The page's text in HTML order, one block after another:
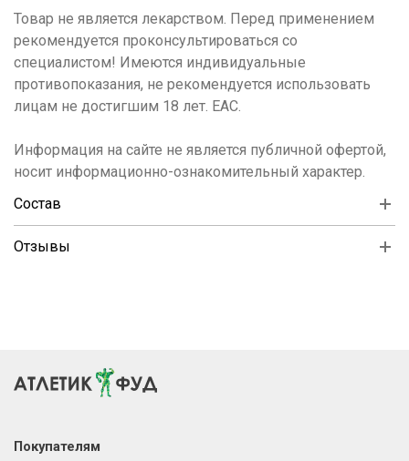
Товар не является лекарством. Перед применением
рекомендуется проконсультироваться со
специалистом! Имеются индивидуальные
противопоказания, не рекомендуется использовать
лицам не достигшим 18 лет. ЕАС.
Информация на сайте не является публичной офертой,
носит информационно-ознакомительный характер.
Состав
Отзывы
Покупателям